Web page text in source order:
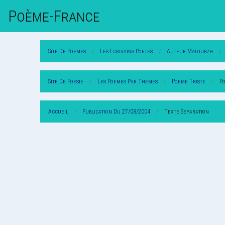
Poème-FrAnce
Site De Poemes Les Ecrivains Poetes Auteur Maloubzh
Site De Poesie Les Poemes Par Themes Poeme Triste
Accueil Publication Du 27/08/2004 Texte Separation